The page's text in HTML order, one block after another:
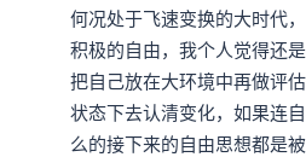
何况处于飞速变换的大时代
积极的自由，我个人觉得还
把自己放在大环境中再做评
状态下去认清变化，如果连
么的接下来的自由思想都是